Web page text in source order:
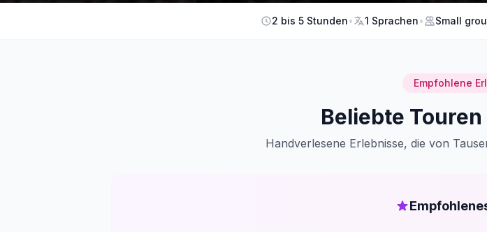
2 bis 5 Stunden• 1 Sprachen• Small
Empfohlene
Beliebte
Handverlesene Erlebnisse, die von